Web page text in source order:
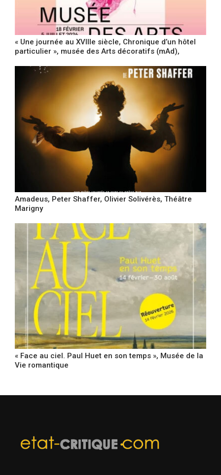
« Une journée au XVIIIe siècle, Chronique d’un hôtel
particulier », musée des Arts décoratifs (mAd),
Amadeus, Peter Shaffer, Olivier Solivérès, Théâtre
Marigny
« Face au ciel. Paul Huet en son temps », Musée de la
Vie romantique